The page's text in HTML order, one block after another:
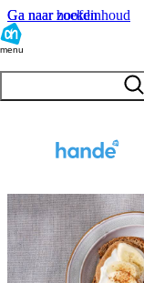
Ga naar hoofdinhoud
Ga naar zoeken
menu